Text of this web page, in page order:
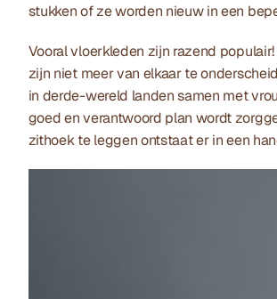
stukken of ze worden nieuw in een
Vooral vloerkleden zijn razend
zijn niet meer van elkaar te
in derde-wereld landen samen met
goed en verantwoord plan wordt
zithoek te leggen ontstaat er in een